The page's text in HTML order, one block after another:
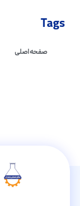
Tags
صفحه اصلی